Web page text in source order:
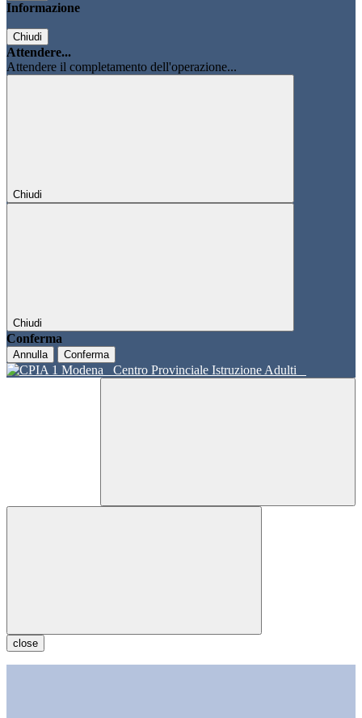
Informazione
Chiudi
Attendere...
Attendere il completamento dell'operazione...
Chiudi
Chiudi
Conferma
Annulla Conferma
Centro Provinciale Istruzione Adulti
close